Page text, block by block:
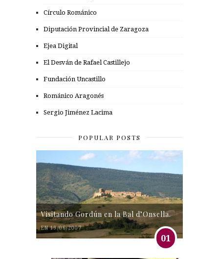
Círculo Románico
Diputación Provincial de Zaragoza
Ejea Digital
El Desván de Rafael Castillejo
Fundación Uncastillo
Románico Aragonés
Sergio Jiménez Lacima
POPULAR POSTS
Visitando Gordún en la Bal d’Onsella.
EN 19/06/2007
01